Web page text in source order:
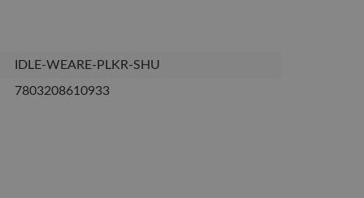
IDLE-WEARE-PLKR-SHU
7803208610933